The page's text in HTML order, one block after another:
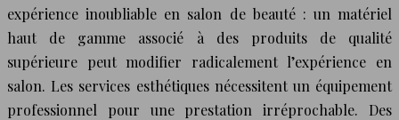
expérience inoubliable en salon de beauté : un matériel
haut de gamme associé à des produits de qualité
supérieure peut modifier radicalement l’expérience en
salon. Les services esthétiques nécessitent un équipement
professionnel pour une prestation irréprochable. Des